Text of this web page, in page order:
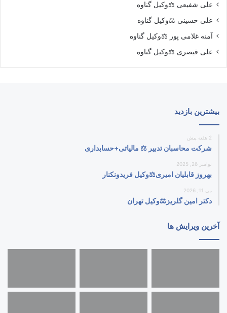
علی شفیعی ⚖️وکیل گناوه
علی حسینی ⚖️وکیل گناوه
آمنه غلامی پور ⚖️وکیل گناوه
علی قیصری ⚖️وکیل گناوه
بیشترین بازدید
2 هفته پیش
شرکت محاسبان تدبیر ⚖️ مالیاتی+حسابداری
نوامبر 26, 2025
بهروز قابلیان امیری⚖️وکیل فریدونکنار
می 11, 2026
دکتر امین گلریز⚖️وکیل تهران
آخرین ویرایش ها